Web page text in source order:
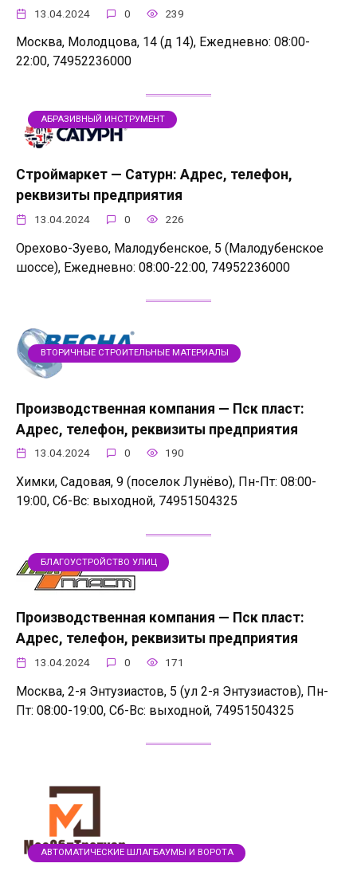
13.04.2024 0 239
Москва, Молодцова, 14 (д 14), Ежедневно: 08:00-
22:00, 74952236000
АБРАЗИВНЫЙ ИНСТРУМЕНТ
Строймаркет — Сатурн: Адрес, телефон,
реквизиты предприятия
13.04.2024 0 226
Орехово-Зуево, Малодубенское, 5 (Малодубенское
шоссе), Ежедневно: 08:00-22:00, 74952236000
ВТОРИЧНЫЕ СТРОИТЕЛЬНЫЕ МАТЕРИАЛЫ
Производственная компания — Пск пласт:
Адрес, телефон, реквизиты предприятия
13.04.2024 0 190
Химки, Садовая, 9 (поселок Лунёво), Пн-Пт: 08:00-
19:00, Сб-Вс: выходной, 74951504325
БЛАГОУСТРОЙСТВО УЛИЦ
Производственная компания — Пск пласт:
Адрес, телефон, реквизиты предприятия
13.04.2024 0 171
Москва, 2-я Энтузиастов, 5 (ул 2-я Энтузиастов), Пн-
Пт: 08:00-19:00, Сб-Вс: выходной, 74951504325
АВТОМАТИЧЕСКИЕ ШЛАГБАУМЫ И ВОРОТА